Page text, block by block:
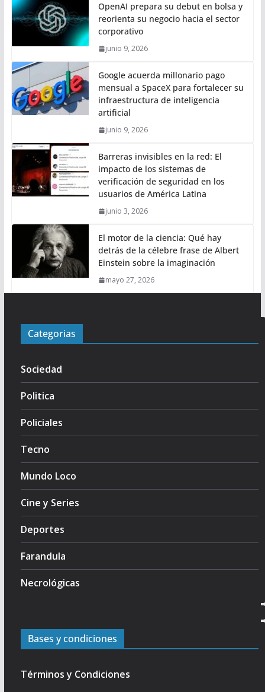
OpenAI prepara su debut en bolsa y
reorienta su negocio hacia el sector
corporativo
junio 9, 2026
Google acuerda millonario pago
mensual a SpaceX para fortalecer su
infraestructura de inteligencia
artificial
junio 9, 2026
Barreras invisibles en la red: El
impacto de los sistemas de
verificación de seguridad en los
usuarios de América Latina
junio 3, 2026
El motor de la ciencia: Qué hay
detrás de la célebre frase de Albert
Einstein sobre la imaginación
mayo 27, 2026
Categorias
Sociedad
Politica
Policiales
Tecno
Mundo Loco
Cine y Series
Deportes
Farandula
Necrológicas
Bases y condiciones
Términos y Condiciones